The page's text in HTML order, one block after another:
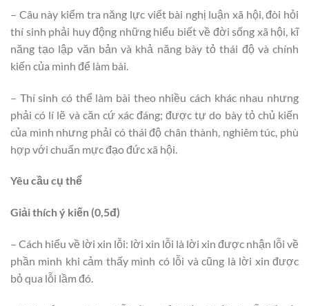
– Câu này kiểm tra năng lực viết bài nghị luận xã hội, đòi hỏi
thí sinh phải huy động những hiểu biết về đời sống xã hội, kĩ
năng tạo lập văn bản và khả năng bày tỏ thái độ và chính
kiến của mình để làm bài.
– Thí sinh có thể làm bài theo nhiều cách khác nhau nhưng
phải có lí lẽ và căn cứ xác đáng; được tự do bày tỏ chủ kiến
của mình nhưng phải có thái độ chân thành, nghiêm túc, phù
hợp với chuẩn mực đạo đức xã hội.
Yêu cầu cụ thể
Giải thích ý kiến (0,5đ)
– Cách hiểu về lời xin lỗi: lời xin lỗi là lời xin được nhận lỗi về
phần mình khi cảm thấy mình có lỗi và cũng là lời xin được
bỏ qua lỗi lầm đó.